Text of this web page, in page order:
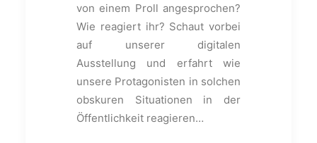
von einem Proll angesprochen?
Wie reagiert ihr? Schaut vorbei
auf unserer digitalen
Ausstellung und erfahrt wie
unsere Protagonisten in solchen
obskuren Situationen in der
Öffentlichkeit reagieren…